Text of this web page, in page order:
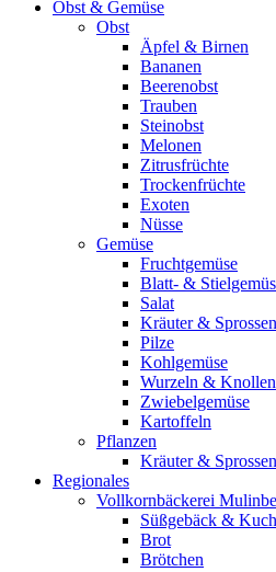
Obst & Gemüse
Obst
Äpfel & Birnen
Bananen
Beerenobst
Trauben
Steinobst
Melonen
Zitrusfrüchte
Trockenfrüchte
Exoten
Nüsse
Gemüse
Fruchtgemüse
Blatt- &
Salat
Kräuter & Sprossen
Pilze
Kohlgemüse
Wurzeln & Knollen
Zwiebelgemüse
Kartoffeln
Pflanzen
Kräuter & Sprossen
Regionales
Vollkornbäckerei
Süßgebäck &
Brot
Brötchen